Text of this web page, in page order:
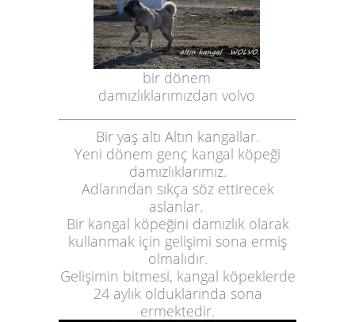
bir dönem
damızlıklarımızdan volvo
Bir yaş altı Altın kangallar.
Yeni dönem genç kangal köpeği
damızlıklarımız.
Adlarından sıkça söz ettirecek
aslanlar.
Bir kangal köpeğini damızlık olarak
kullanmak için gelişimi sona ermiş
olmalıdır.
Gelişimin bitmesi, kangal köpeklerde
24 aylık olduklarında sona
ermektedir.